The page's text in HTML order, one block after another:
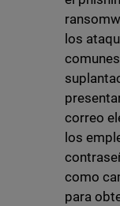
los
correo
los
como
para